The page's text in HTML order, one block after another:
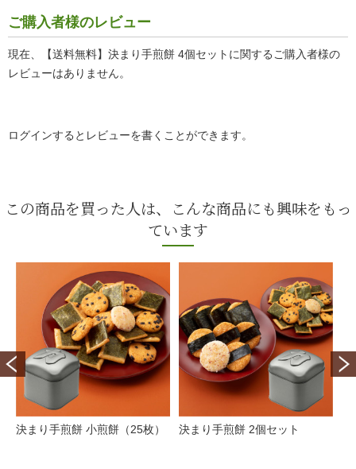
ご購入者様のレビュー
現在、【送料無料】決まり手煎餅 4個セットに関するご購入者様の
レビューはありません。
ログインするとレビューを書くことができます。
この商品を買った人は、こんな商品にも興味をもっ
ています
決まり手煎餅 小煎餅（25枚） 決まり手煎餅 2個セット